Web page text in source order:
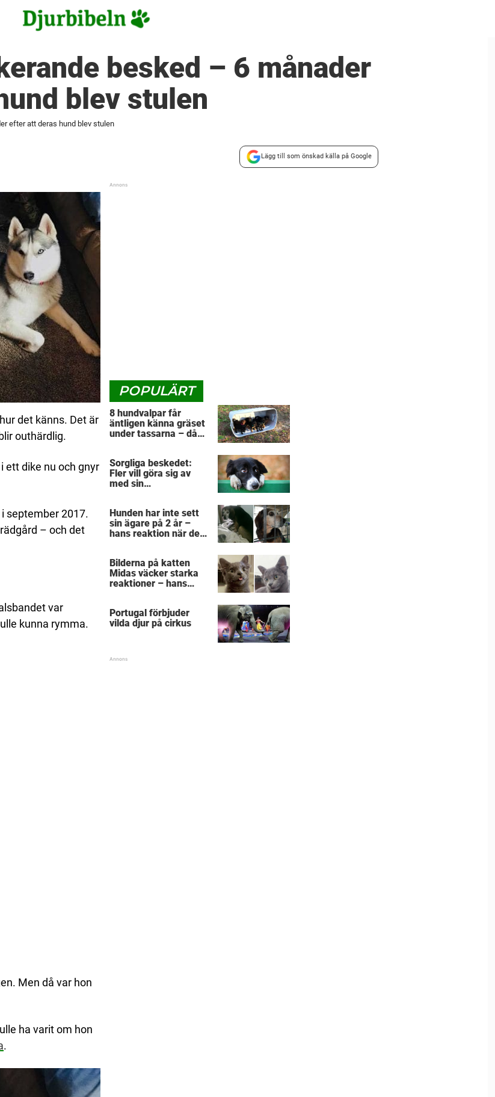
besked – 6 månader
blev stulen
efter att deras hund blev stulen
Lägg till som önskad källa på Google
det känns. Det är
outhärdlig.
ett dike nu och gnyr
september 2017.
– och det
var
kunna rymma.
Men då var hon
ha varit om hon
.
POPULÄRT
8 hundvalpar får
äntligen känna gräset
under tassarna – då
Sorgliga beskedet:
Fler vill göra sig av
med sin
Hunden har inte sett
sin ägare på 2 år –
hans reaktion när de
Bilderna på katten
Midas väcker starka
reaktioner – hans
Portugal förbjuder
vilda djur på cirkus